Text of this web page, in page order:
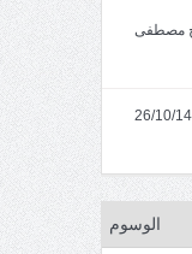
مصطفى
أمران مهمان.بتاريخ 26/10/1446
الوسوم